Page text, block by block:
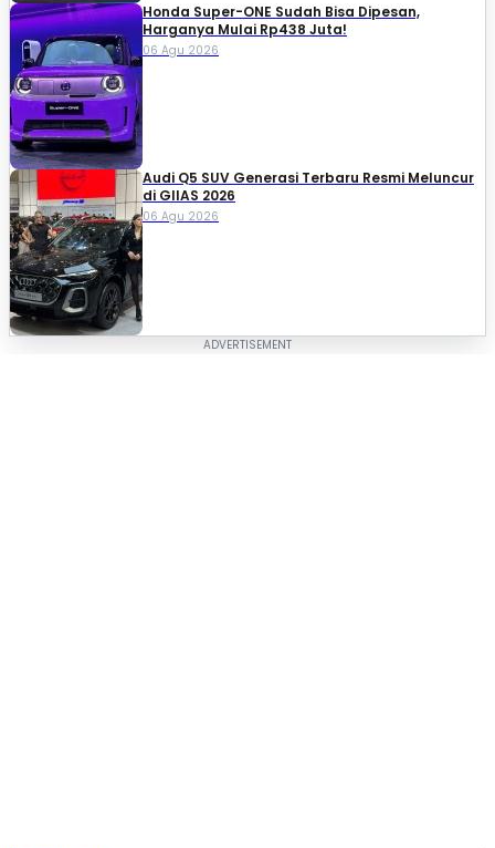
Honda Super-ONE Sudah Bisa Dipesan,
Harganya Mulai Rp438 Juta!
06 Agu 2026
Audi Q5 SUV Generasi Terbaru Resmi Meluncur
di GIIAS 2026
06 Agu 2026